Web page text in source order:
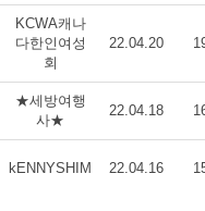
KCWA캐나
다한인여성
회
22.04.20
★세방여행
사★
22.04.18
kENNYSHIM 22.04.16